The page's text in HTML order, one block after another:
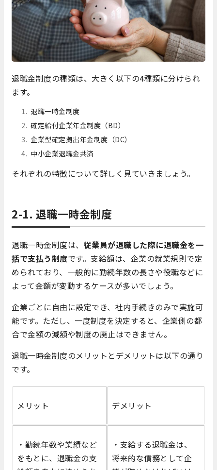
退職金制度の種類は、大きく以下の4種類に分けられ
ます。
退職一時金制度
確定給付企業年金制度（BD）
企業型確定拠出年金制度（DC）
中小企業退職金共済
それぞれの特徴について詳しく見ていきましょう。
2-1. 退職一時金制度
退職一時金制度は、 従業員が退職した際に退職金を一
括で支払う制度です。支給額は、企業の就業規則で定
められており、一般的に勤続年数の長さや役職などに
よって金額が変動するケースが多いでしょう。
企業ごとに自由に設定でき、社内手続きのみで実施可
能です。ただし、一度制度を決定すると、企業側の都
合で金額の減額や制度の廃止はできません。
退職一時金制度のメリットとデメリットは以下の通り
です。
メリット デメリット
・勤続年数や業績など
をもとに、退職金の支
・支給する退職金は、
将来的な債務として企